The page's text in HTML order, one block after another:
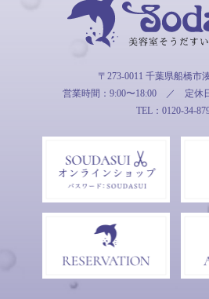
そうだすい
〒273-0011 千葉県船橋市
営業時間：9:00〜18:00 ／ 定休
TEL：0120-34-